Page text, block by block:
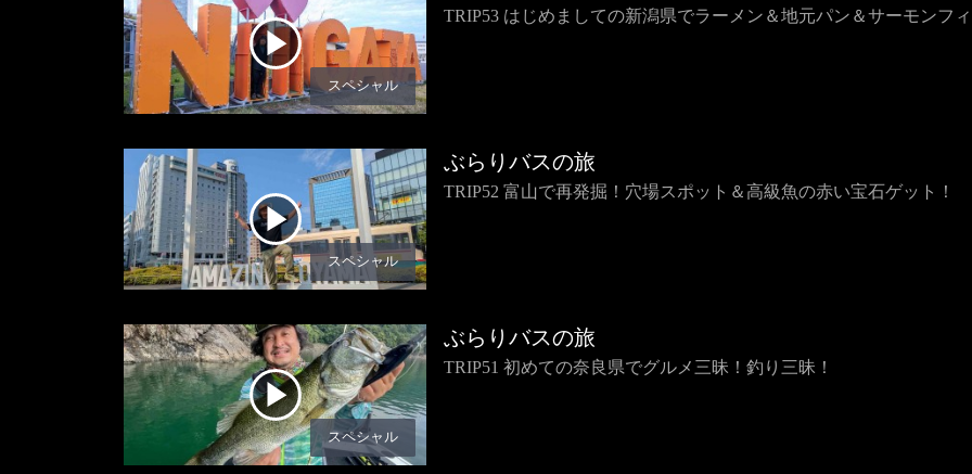
スペシャル
TRIP53 はじめましての新潟県でラーメン＆地元パン＆サーモンフィ
スペシャル
ぶらりバスの旅
TRIP52 富山で再発掘！穴場スポット＆高級魚の赤い宝石ゲット！
スペシャル
ぶらりバスの旅
TRIP51 初めての奈良県でグルメ三昧！釣り三昧！